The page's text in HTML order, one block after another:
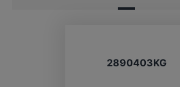
2890403KG